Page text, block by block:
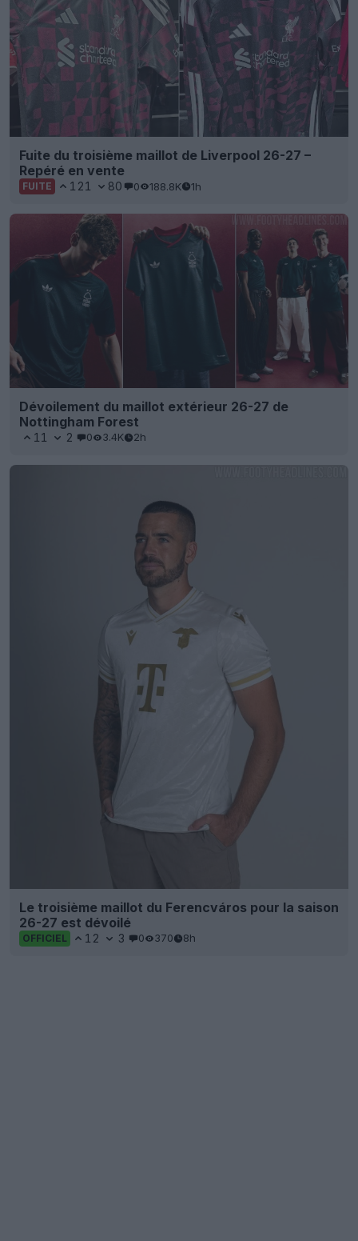
Fuite du troisième maillot de Liverpool 26-27 –
Repéré en vente
FUITE 121 80 0 188.8K 1h
Dévoilement du maillot extérieur 26-27 de
Nottingham Forest
11 2 0 3.4K 2h
Le troisième maillot du Ferencváros pour la saison
26-27 est dévoilé
OFFICIEL 12 3 0 370 8h